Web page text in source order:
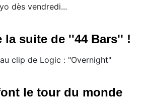
dès vendredi...
la suite de ''44 Bars'' !
clip de Logic : "Overnight"
le tour du monde